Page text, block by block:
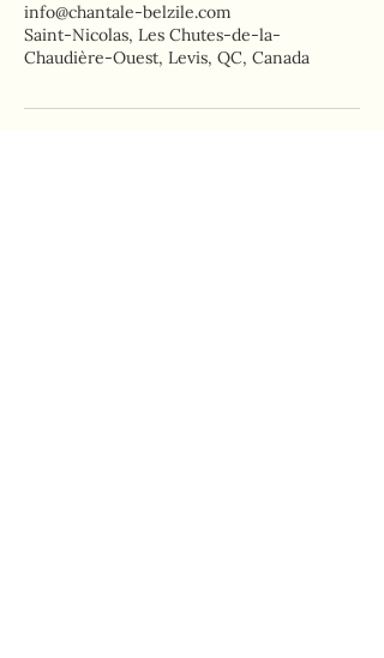
info@chantale-belzile.com
Saint-Nicolas, Les Chutes-de-la-
Chaudière-Ouest, Levis, QC, Canada